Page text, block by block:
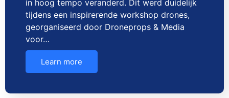
in hoog tempo veranderd. Dit werd duidelijk
tijdens een inspirerende workshop drones,
georganiseerd door Droneprops & Media
voor…
Learn more